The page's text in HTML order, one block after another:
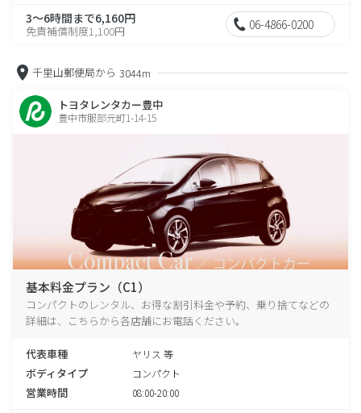
3～6時間まで6,160円
免責補償制度1,100円 06-4866-0200
千里山郵便局から 3044m
トヨタレンタカー豊中
豊中市服部元町1-14-15
基本料金プラン（C1）
コンパクトのレンタル、お得な割引料金や予約、乗り捨てなどの
詳細は、こちらから各店舗にお電話ください。
代表車種 ヤリス 等
ボディタイプ コンパクト
営業時間 08:00-20:00